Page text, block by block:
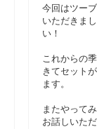
今回はツー
いただきま
い！
これからの
きてセット
ます。
またやって
お話しいた